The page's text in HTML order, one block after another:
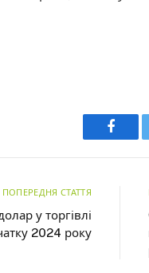
ПОПЕРЕДНЯ СТАТТЯ
у торгівлі
2024 року